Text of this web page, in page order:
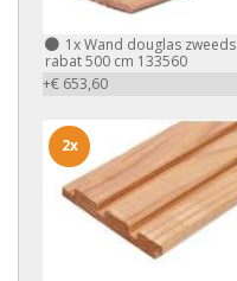
1xWand douglas zweeds
rabat 500 cm 133560
+€ 653,60
2x